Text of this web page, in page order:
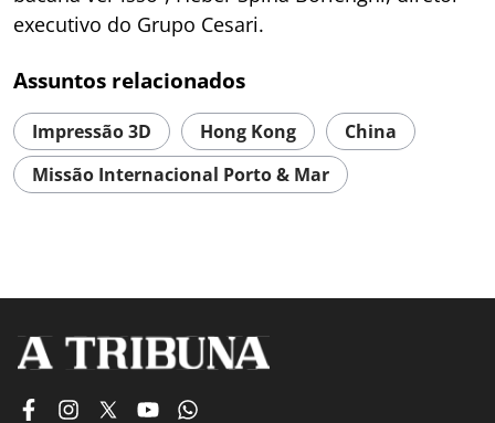
executivo do Grupo Cesari.
Assuntos relacionados
Impressão 3D Hong Kong
China
Missão Internacional Porto & Mar